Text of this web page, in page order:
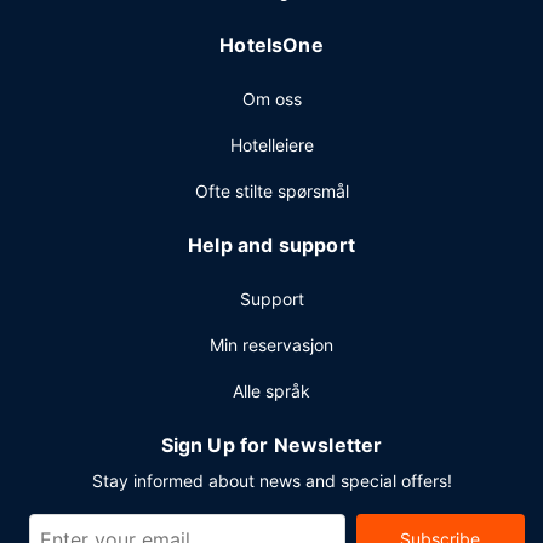
HotelsOne
Om oss
Hotelleiere
Ofte stilte spørsmål
Help and support
Support
Min reservasjon
Alle språk
Sign Up for Newsletter
Stay informed about news and special offers!
Subscribe